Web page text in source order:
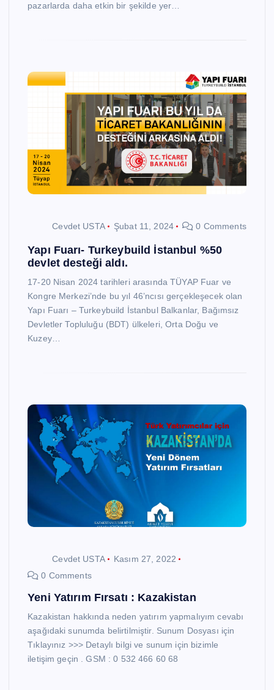
pazarlarda daha etkin bir şekilde yer…
Cevdet USTA Şubat 11, 2024 0 Comments
Yapı Fuarı- Turkeybuild İstanbul %50
devlet desteği aldı.
17-20 Nisan 2024 tarihleri arasında TÜYAP Fuar ve
Kongre Merkezi’nde bu yıl 46’ncısı gerçekleşecek olan
Yapı Fuarı – Turkeybuild İstanbul Balkanlar, Bağımsız
Devletler Topluluğu (BDT) ülkeleri, Orta Doğu ve
Kuzey…
Cevdet USTA
Kasım 27, 2022
0 Comments
Yeni Yatırım Fırsatı : Kazakistan
Kazakistan hakkında neden yatırım yapmalıyım cevabı
aşağıdaki sunumda belirtilmiştir. Sunum Dosyası için
Tıklayınız >>> Detaylı bilgi ve sunum için bizimle
iletişim geçin . GSM : 0 532 466 60 68